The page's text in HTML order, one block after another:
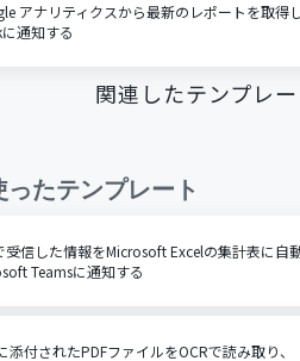
アナリティクスから最新のレポートを取得し
通知する
関連したテンプレ
ったテンプレート
信した情報をMicrosoft Excelの集計表に自
Teamsに通知する
添付されたPDFファイルをOCRで読み取り、